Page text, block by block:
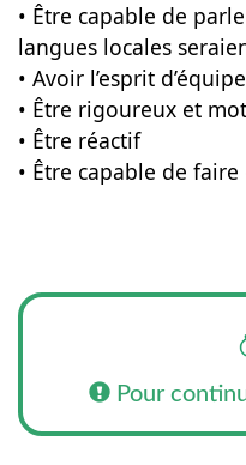
• Être capable de
langues locales
• Avoir l’esprit d’équipe
• Être rigoureux et
• Être réactif
• Être capable de
Pour